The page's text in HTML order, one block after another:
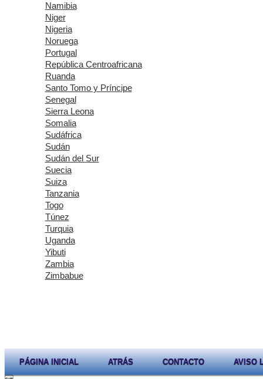
Namibia
Niger
Nigeria
Noruega
Portugal
República Centroafricana
Ruanda
Santo Tomo y Príncipe
Senegal
Sierra Leona
Somalia
Sudáfrica
Sudán
Sudán del Sur
Suecia
Suiza
Tanzania
Togo
Túnez
Turquia
Uganda
Yibuti
Zambia
Zimbabue
PÁGINA INICIAL ATRÁS CONTACTO AVISO